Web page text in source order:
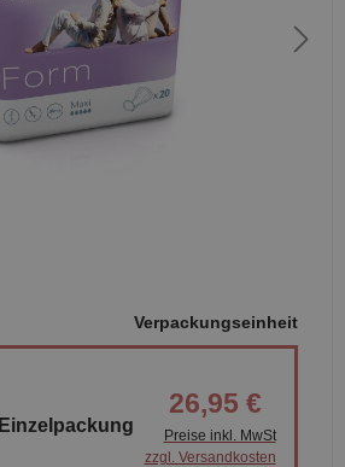
Verpackungseinheit
Einzelpackung
26,95 €
Preise inkl. MwSt
zzgl. Versandkosten